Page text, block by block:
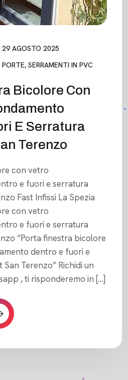
29 AGOSTO 2025
PORTE, SERRAMENTI IN PVC
Bicolore Con
E Serratura
Terenzo
con vetro
e fuori e serratura
Fast Infissi La Spezia
con vetro
e fuori e serratura
“Porta finestra bicolore
dentro e fuori e
Terenzo” Richidi un
, ti risponderemo in […]